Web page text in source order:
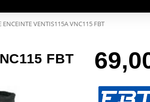
ENCEINTE VENTIS115A VNC115 FBT
FBT